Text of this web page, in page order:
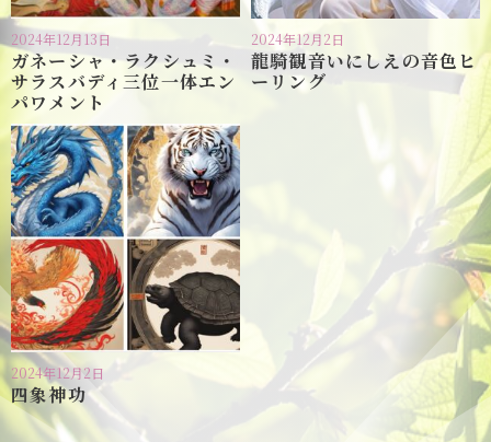
2024年12月13日
ガネーシャ・ラクシュミ・
サラスバディ三位一体エン
パワメント
2024年12月2日
龍騎観音いにしえの音色ヒ
ーリング
2024年12月2日
四象神功